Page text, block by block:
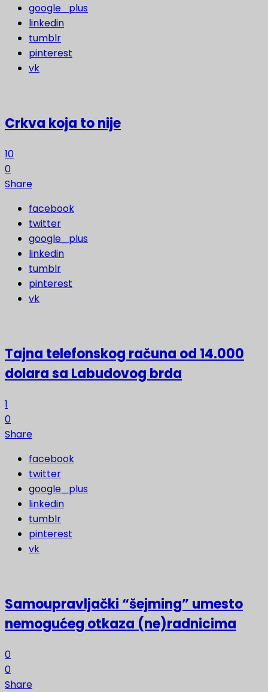
google_plus
linkedin
tumblr
pinterest
vk
Crkva koja to nije
10
0
Share
facebook
twitter
google_plus
linkedin
tumblr
pinterest
vk
Tajna telefonskog računa od 14.000
dolara sa Labudovog brda
1
0
Share
facebook
twitter
google_plus
linkedin
tumblr
pinterest
vk
Samoupravljački “šejming” umesto
nemogućeg otkaza (ne)radnicima
0
0
Share